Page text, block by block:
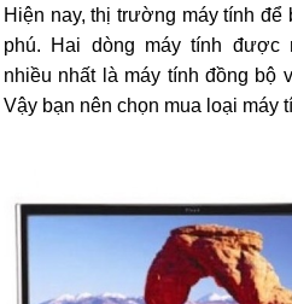
Hiện nay, thị trường máy tính để
phú. Hai dòng máy tính được
nhiều nhất là máy tính đồng bộ
Vậy bạn nên chọn mua loại máy